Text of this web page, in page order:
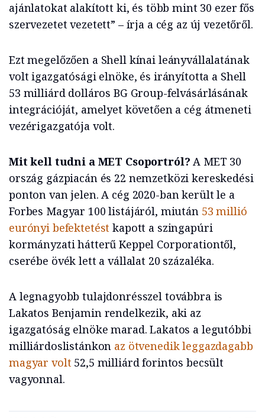
ajánlatokat alakított ki, és több mint 30 ezer fős
szervezetet vezetett” – írja a cég az új vezetőről.
Ezt megelőzően a Shell kínai leányvállalatának
volt igazgatósági elnöke, és irányította a Shell
53 milliárd dolláros BG Group-felvásárlásának
integrációját, amelyet követően a cég átmeneti
vezérigazgatója volt.
Mit kell tudni a MET Csoportról?A MET 30
ország gázpiacán és 22 nemzetközi kereskedési
ponton van jelen. A cég 2020-ban került le a
Forbes Magyar 100 listájáról, miután 53 millió
eurónyi befektetést kapott a szingapúri
kormányzati hátterű Keppel Corporationtől,
cserébe övék lett a vállalat 20 százaléka.
A legnagyobb tulajdonrésszel továbbra is
Lakatos Benjamin rendelkezik, aki az
igazgatóság elnöke marad. Lakatos a legutóbbi
milliárdoslistánkon az ötvenedik leggazdagabb
magyar volt52,5 milliárd forintos becsült
vagyonnal.